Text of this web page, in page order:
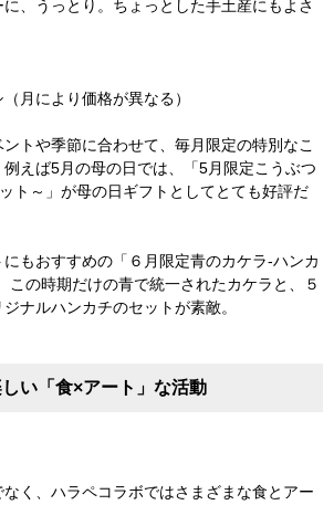
、うっとり。ちょっとした手土産にもよさ
月により価格が異なる）
トや季節に合わせて、毎月限定の特別なこ
えば5月の母の日では、「5月限定こうぶつ
ト～」が母の日ギフトとしてとても好評だ
もおすすめの「６月限定青のカケラ-ハンカ
この時期だけの青で統一されたカケラと、５
ナルハンカチのセットが素敵。
い「食×アート」な活動
く、ハラペコラボではさまざまな食とアー